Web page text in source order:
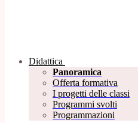
Didattica
Panoramica
Offerta formativa
I progetti delle classi
Programmi svolti
Programmazioni